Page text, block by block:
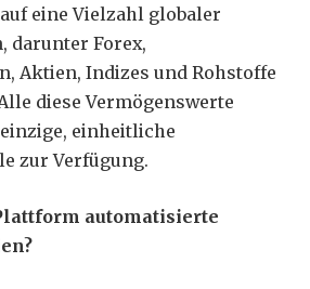
eine Vielzahl globaler
darunter Forex,
Aktien, Indizes und Rohstoffe
diese Vermögenswerte
einheitliche
zur Verfügung.
automatisierte